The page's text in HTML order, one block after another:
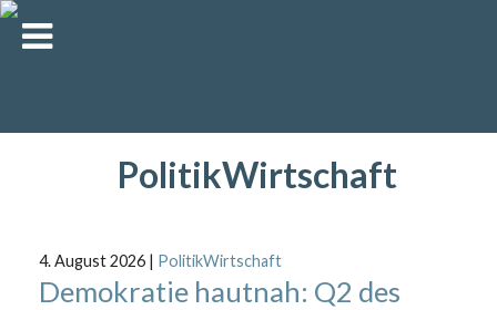
PolitikWirtschaft
4. August 2026 | PolitikWirtschaft
Demokratie hautnah: Q2 des